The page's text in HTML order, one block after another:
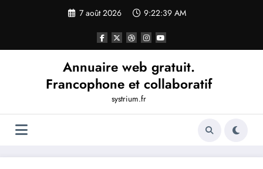
7 août 2026 9:22:39 AM
Annuaire web gratuit.
Francophone et collaboratif
systrium.fr